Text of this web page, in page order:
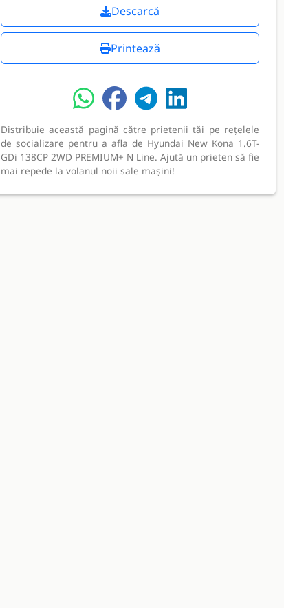
Descarcă
Printează
Distribuie această pagină către prietenii tăi pe rețelele
de socializare pentru a afla de Hyundai New Kona 1.6T-
GDi 138CP 2WD PREMIUM+ N Line. Ajută un prieten să fie
mai repede la volanul noii sale mașini!